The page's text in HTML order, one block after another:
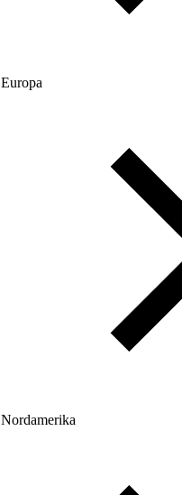
Europa
Nordamerika